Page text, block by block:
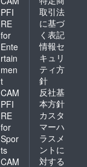
PFI
RE
for
Ente
rtain
men
t
CAM
PFI
RE
for
Spor
ts
CAM
取引法
に基づ
く表記
情報セ
キュリ
ティ方
針
反社基
本方針
カスタ
マーハ
ラスメ
ントに
対する